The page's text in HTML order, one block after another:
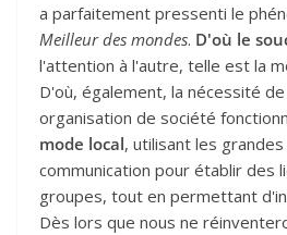
a parfaitement pressenti le
Meilleur des mondes. D'où le
l'attention à l'autre, telle est la
D'où, également, la nécessité
organisation de société
mode local, utilisant les
communication pour établir des
groupes, tout en permettant
Dès lors que nous ne